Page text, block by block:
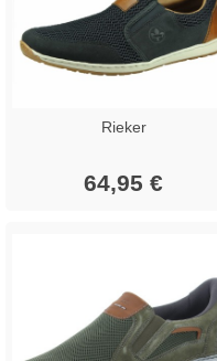
Rieker
64,95 €